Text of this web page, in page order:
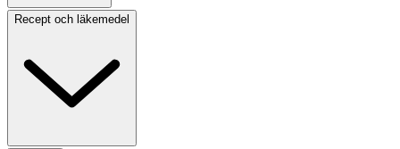
Recept och läkemedel